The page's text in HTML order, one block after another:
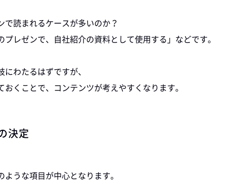
読まれるケースが多いのか？
レゼンで、自社紹介の資料として使用する」などです。
わたるはずですが、
くことで、コンテンツが考えやすくなります。
決定
うな項目が中心となります。